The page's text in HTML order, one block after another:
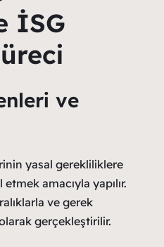
İSG
ve
yasal gerekliliklere
amacıyla yapılır.
ve gerek
gerçekleştirilir.